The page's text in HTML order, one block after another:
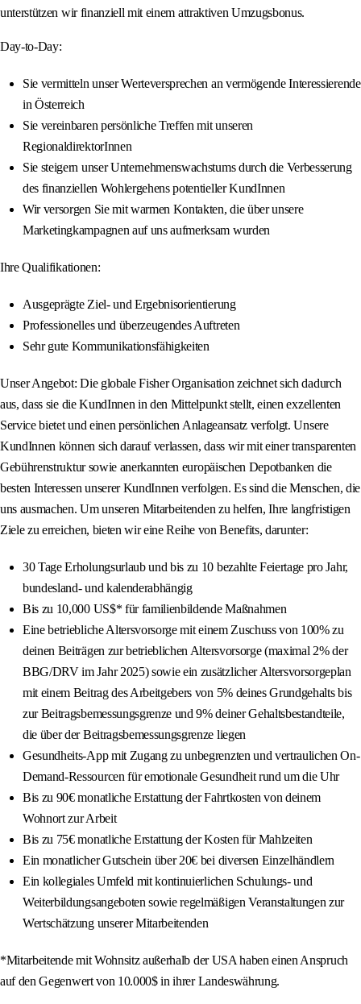
unterstützen wir finanziell mit einem attraktiven Umzugsbonus.
Day-to-Day:
Sie vermitteln unser Werteversprechen an vermögende Interessierende
in Österreich
Sie vereinbaren persönliche Treffen mit unseren
RegionaldirektorInnen
Sie steigern unser Unternehmenswachstums durch die Verbesserung
des finanziellen Wohlergehens potentieller KundInnen
Wir versorgen Sie mit warmen Kontakten, die über unsere
Marketingkampagnen auf uns aufmerksam wurden
Ihre Qualifikationen:
Ausgeprägte Ziel- und Ergebnisorientierung
Professionelles und überzeugendes Auftreten
Sehr gute Kommunikationsfähigkeiten
Unser Angebot: Die globale Fisher Organisation zeichnet sich dadurch
aus, dass sie die KundInnen in den Mittelpunkt stellt, einen exzellenten
Service bietet und einen persönlichen Anlageansatz verfolgt. Unsere
KundInnen können sich darauf verlassen, dass wir mit einer transparenten
Gebührenstruktur sowie anerkannten europäischen Depotbanken die
besten Interessen unserer KundInnen verfolgen. Es sind die Menschen, die
uns ausmachen. Um unseren Mitarbeitenden zu helfen, Ihre langfristigen
Ziele zu erreichen, bieten wir eine Reihe von Benefits, darunter:
30 Tage Erholungsurlaub und bis zu 10 bezahlte Feiertage pro Jahr,
bundesland- und kalenderabhängig
Bis zu 10,000 US$* für familienbildende Maßnahmen
Eine betriebliche Altersvorsorge mit einem Zuschuss von 100% zu
deinen Beiträgen zur betrieblichen Altersvorsorge (maximal 2% der
BBG/DRV im Jahr 2025) sowie ein zusätzlicher Altersvorsorgeplan
mit einem Beitrag des Arbeitgebers von 5% deines Grundgehalts bis
zur Beitragsbemessungsgrenze und 9% deiner Gehaltsbestandteile,
die über der Beitragsbemessungsgrenze liegen
Gesundheits-App mit Zugang zu unbegrenzten und vertraulichen On-
Demand-Ressourcen für emotionale Gesundheit rund um die Uhr
Bis zu 90€ monatliche Erstattung der Fahrtkosten von deinem
Wohnort zur Arbeit
Bis zu 75€ monatliche Erstattung der Kosten für Mahlzeiten
Ein monatlicher Gutschein über 20€ bei diversen Einzelhändlern
Ein kollegiales Umfeld mit kontinuierlichen Schulungs- und
Weiterbildungsangeboten sowie regelmäßigen Veranstaltungen zur
Wertschätzung unserer Mitarbeitenden
*Mitarbeitende mit Wohnsitz außerhalb der USA haben einen Anspruch
auf den Gegenwert von 10.000$ in ihrer Landeswährung.